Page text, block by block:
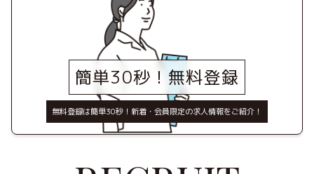
簡単30秒！無料登録
無料登録は簡単30秒！新着・会員限定の求人情報をご紹介！